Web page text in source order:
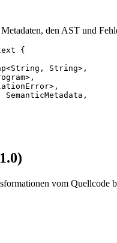
den AST und
{
String>,
SemanticMetadata,
vom Quellcode